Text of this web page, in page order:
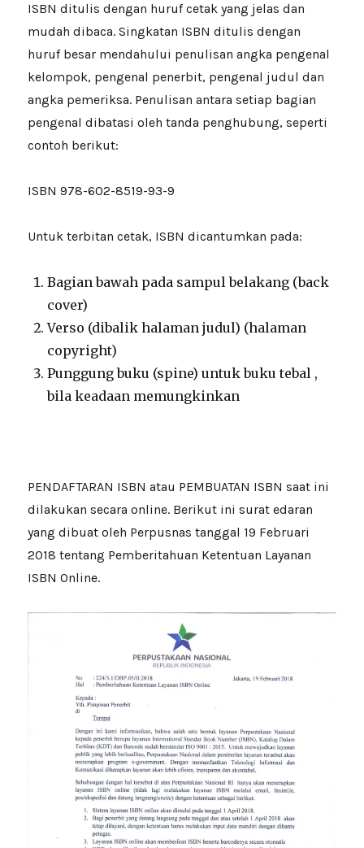
ISBN ditulis dengan huruf cetak yang jelas dan
mudah dibaca. Singkatan ISBN ditulis dengan
huruf besar mendahului penulisan angka pengenal
kelompok, pengenal penerbit, pengenal judul dan
angka pemeriksa. Penulisan antara setiap bagian
pengenal dibatasi oleh tanda penghubung, seperti
contoh berikut:
ISBN 978-602-8519-93-9
Untuk terbitan cetak, ISBN dicantumkan pada:
Bagian bawah pada sampul belakang (back
cover)
Verso (dibalik halaman judul) (halaman
copyright)
Punggung buku (spine) untuk buku tebal ,
bila keadaan memungkinkan
PENDAFTARAN ISBN atau PEMBUATAN ISBN saat ini
dilakukan secara online. Berikut ini surat edaran
yang dibuat oleh Perpusnas tanggal 19 Februari
2018 tentang Pemberitahuan Ketentuan Layanan
ISBN Online.